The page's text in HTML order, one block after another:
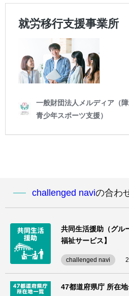
challenged naviの合わ
共同生活援助（グル
福祉サービス】
challenged navi
47都道府県庁 所在